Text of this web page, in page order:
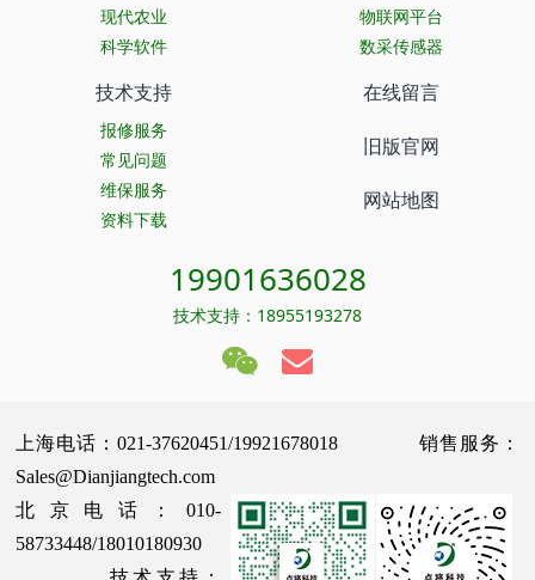
现代农业
科学软件
物联网平台
数采传感器
技术支持
报修服务
常见问题
维保服务
资料下载
在线留言
旧版官网
网站地图
19901636028
技术支持：18955193278
上海电话：021-37620451/19921678018 销售服务：
Sales@Dianjiangtech.com
北京电话：010-
58733448/18010180930